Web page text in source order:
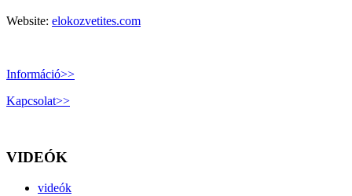
Website: elokozvetites.com
Információ>>
Kapcsolat>>
VIDEÓK
videók